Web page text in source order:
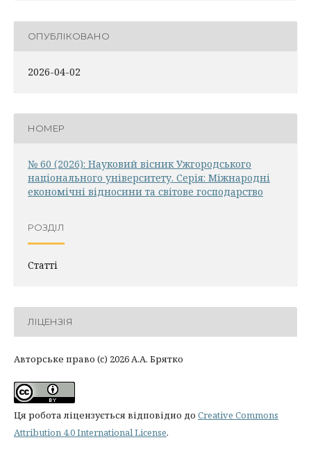
ОПУБЛІКОВАНО
2026-04-02
НОМЕР
№ 60 (2026): Науковий вісник Ужгородського
національного університету. Серія: Міжнародні
економічні відносини та світове господарство
РОЗДІЛ
Статті
ЛІЦЕНЗІЯ
Авторське право (c) 2026 А.А. Брятко
Ця робота ліцензується відповідно до Creative Commons
Attribution 4.0 International License.